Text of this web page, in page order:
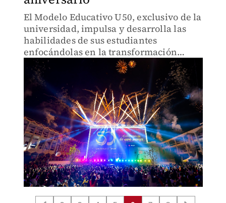
El Modelo Educativo U50, exclusivo de la
universidad, impulsa y desarrolla las
habilidades de sus estudiantes
enfocándolas en la transformación
social